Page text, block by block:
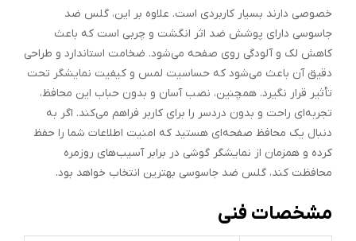
خصوصی دارند بسیار کاربردی است. علاوه بر این، گلس ضد
جاسوسی دارای پوشش ضد اثر انگشت و چربی است که باعث
کاهش لک و آلودگی روی صفحه می‌شود. ضخامت استاندارد و طراحی
دقیق آن باعث می‌شود که حساسیت لمس و کیفیت نمایشگر تحت
تأثیر قرار نگیرد. همچنین، نصب آسان و بدون حباب این محافظ،
تجربه‌ای راحت و بدون دردسر را برای کاربر فراهم می‌کند. اگر به
دنبال یک محافظ صفحه‌ای هستید که امنیت اطلاعات شما را حفظ
کرده و همزمان از نمایشگر گوشی در برابر آسیب‌های روزمره
محافظت کند، گلس ضد جاسوسی بهترین انتخاب خواهد بود.
مشخصات فنی